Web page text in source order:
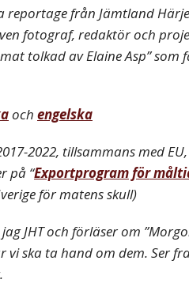
reportage från Jämtland
fotograf, redaktör och
tolkad av Elaine Asp” som
och engelska
2022, tillsammans med
på “Exportprogram för
för matens skull)
JHT och förläser om
vi ska ta hand om dem. Ser